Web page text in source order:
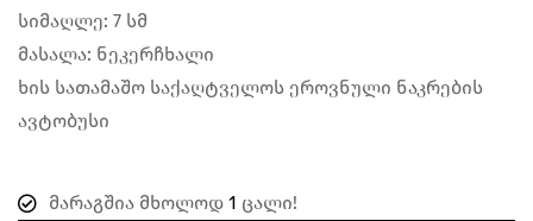
სიმაღლე: 7 სმ
მასალა: ნეკერჩხალი
ხის სათამაშო საქაღტველოს ეროვნული ნაკრების
ავტობუსი
მარაგშია მხოლოდ 1 ცალი!